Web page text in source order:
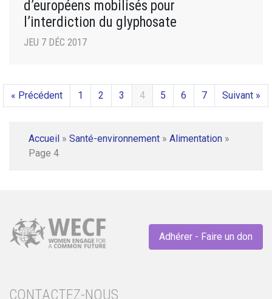
d’européens mobilisés pour
l’interdiction du glyphosate
JEU 7 DÉC 2017
« Précédent 1 2 3 4 5 6 7 Suivant »
Accueil » Santé-environnement » Alimentation »
Page 4
Adhérer - Faire un don
CONTACTEZ-NOUS